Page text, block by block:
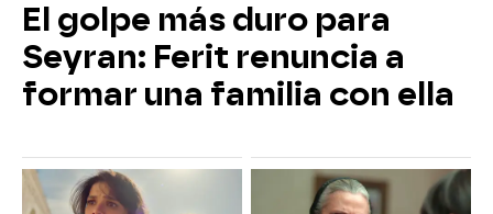
El golpe más duro para
Seyran: Ferit renuncia a
formar una familia con ella